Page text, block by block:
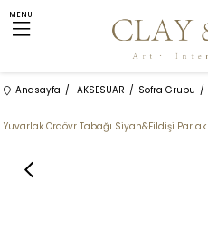
MENU
Anasayfa AKSESUAR Sofra Grubu
Yuvarlak Ordövr Tabağı Siyah&Fildişi Parlak